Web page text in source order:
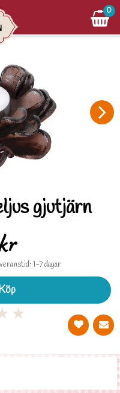
0
gjutjärn
1-7 dagar
★